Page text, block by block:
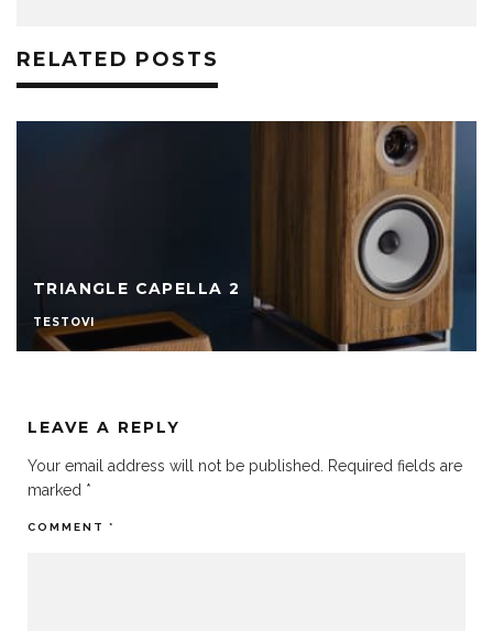
RELATED POSTS
TRIANGLE BOREA BR04
TESTOVI
LEAVE A REPLY
Your email address will not be published.
Required fields are
marked *
COMMENT *